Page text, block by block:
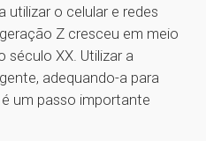
o celular e redes
Z cresceu em meio
XX. Utilizar a
adequando-a para
um passo importante